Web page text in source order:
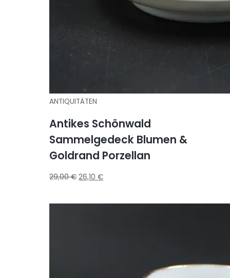
ANTIQUITÄTEN
Antikes Schönwald
Sammelgedeck Blumen &
Goldrand Porzellan
29,00€ 26,10€